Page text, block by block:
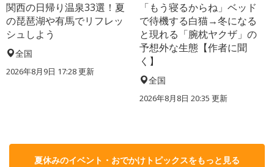
関西の日帰り温泉33選！夏
の琵琶湖や有馬でリフレッ
シュしよう
全国
2026年8月9日 17:28更新
「もう寝るからね」ベッド
で待機する白猫→冬になる
と現れる「腕枕ヤクザ」の
予想外な生態【作者に聞
く】
全国
2026年8月8日 20:35 更新
夏休みのイベント・おでかけトピックスをもっと見る